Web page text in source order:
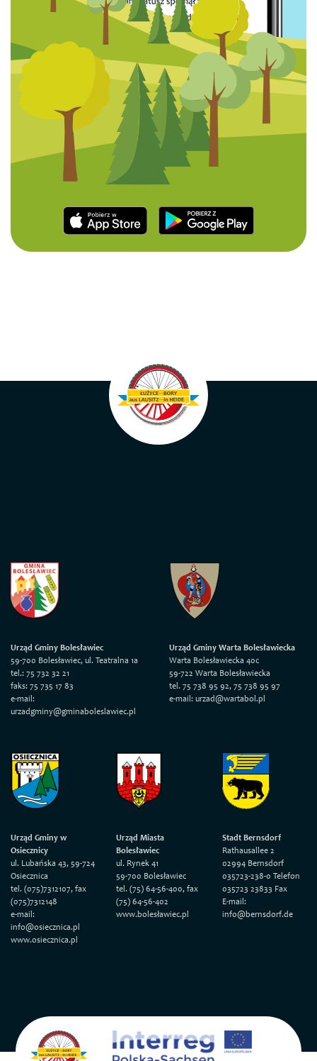
Urząd Gminy Bolesławiec
59-700 Bolesławiec, ul. Teatralna 1a
tel.: 75 732 32 21
faks: 75 735 17 83
e-mail:
urzadgminy@gminaboleslawiec.pl
Urząd Gminy Warta Bolesławiecka
Warta Bolesławiecka 40c
59-722 Warta Bolesławiecka
tel. 75 738 95 92, 75 738 95 97
e-mail: urzad@wartabol.pl
Urząd Gminy w
Osiecznicy
ul. Lubańska 43, 59-724
Osiecznica
tel. (075)7312107, fax
(075)7312148
e-mail:
info@osiecznica.pl
www.osiecznica.pl
Urząd Miasta
Bolesławiec
ul. Rynek 41
59-700 Bolesławiec
tel. (75) 64-56-400, fax
(75) 64-56-402
www.bolesławiec.pl
Stadt Bernsdorf
Rathausallee 2
02994 Bernsdorf
035723-238-0 Telefon
035723 23833 Fax
E-mail:
info@bernsdorf.de